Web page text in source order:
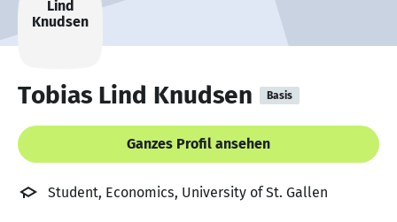
Tobias Lind Knudsen Basis
Ganzes Profil ansehen
Student, Economics, University of St. Gallen